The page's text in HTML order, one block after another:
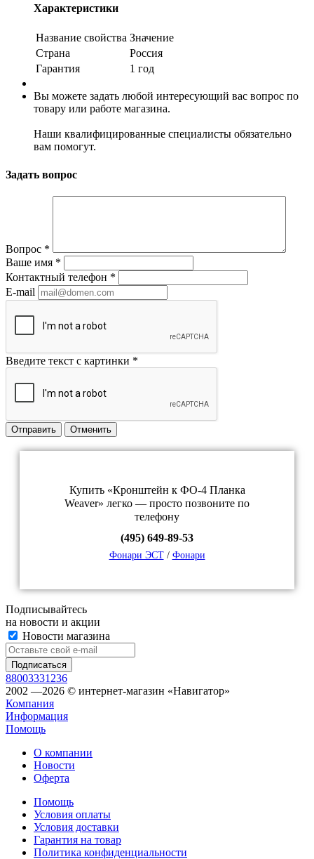
Характеристики
Название свойства Значение
Страна
Россия
Гарантия
1 год
Вы можете задать любой интересующий вас вопрос по
товару или работе магазина.
Наши квалифицированные специалисты обязательно
вам помогут.
Задать вопрос
Вопрос *
Ваше имя *
Контактный телефон *
E-mail
Введите текст с картинки *
Отправить Отменить
Купить «Кронштейн к ФО-4 Планка
Weaver» легко — просто позвоните по
телефону
(495) 649-89-53
Фонари ЭСТ/ Фонари
Подписывайтесь
на новости и акции
Новости магазина
88003331236
2002 —2026 © интернет-магазин «Навигатор»
Компания
Информация
Помощь
О компании
Новости
Оферта
Помощь
Условия оплаты
Условия доставки
Гарантия на товар
Политика конфиденциальности